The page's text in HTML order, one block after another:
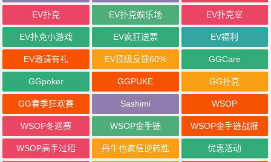
EV扑克 EV扑克娱乐场 EV扑克室
EV扑克小游戏 EV疯狂送票 EV福利
EV邀请有礼 EV顶级反馈60% GGCare
GGpoker GGPUKE GG扑克
GG春季狂欢赛 Sashimi WSOP
WSOP冬巡赛 WSOP金手链 WSOP金手链战报
WSOP高手过招 丹牛也疯狂逆转胜 优惠活动